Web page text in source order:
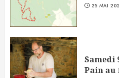
25 MAI
Samedi
Pain au